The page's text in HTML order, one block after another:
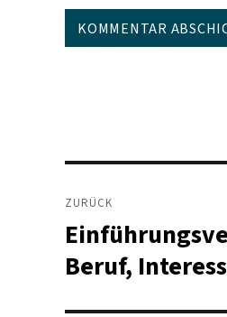
ZURÜCK
Vorheriger
Beitrag:
Beruf,